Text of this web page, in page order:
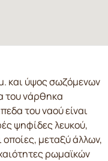
και ύψος σωζόμενων
του νάρθηκα
του ναού είναι
ψηφίδες λευκού,
οποίες, μεταξύ άλλων,
ρωμαϊκών